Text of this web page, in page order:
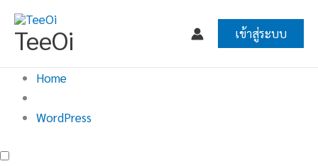
content
TeeOi เข้าสู่ระบบ
Home
WordPress